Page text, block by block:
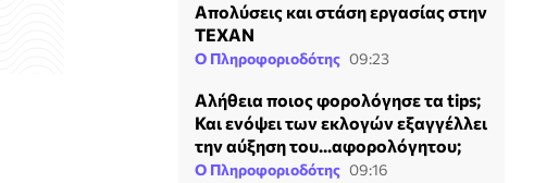
Απολύσεις και στάση εργασίας στην
ΤΕΧΑΝ
Ο Πληροφοριοδότης 09:23
Αλήθεια ποιος φορολόγησε τα tips;
Και ενόψει των εκλογών εξαγγέλλει
την αύξηση του...αφορολόγητου;
Ο Πληροφοριοδότης 09:16